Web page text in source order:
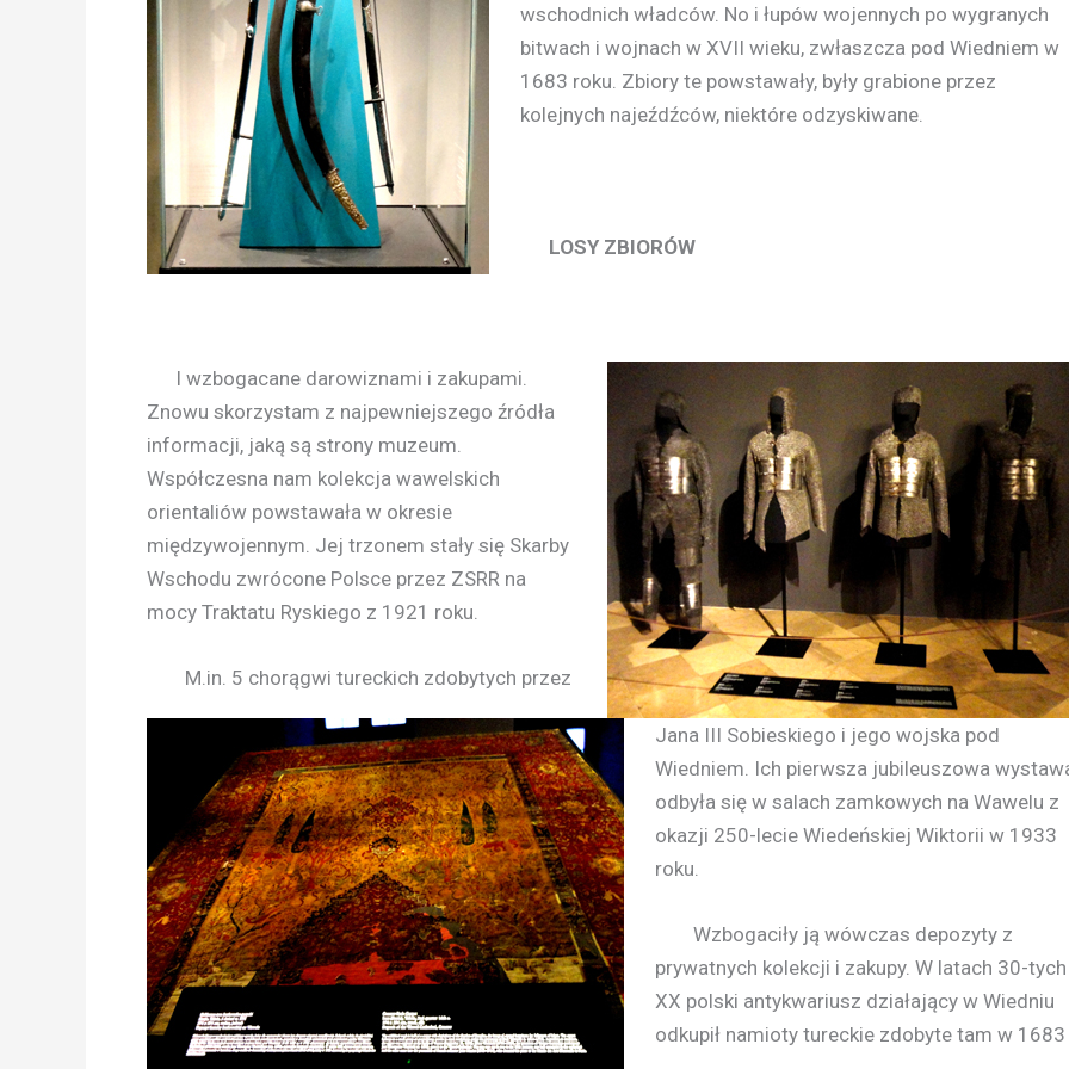
wschodnich władców. No i łupów wojennych po wygranych
bitwach i wojnach w XVII wieku, zwłaszcza pod Wiedniem w
1683 roku. Zbiory te powstawały, były grabione przez
kolejnych najeźdźców, niektóre odzyskiwane.
LOSY ZBIORÓW
I wzbogacane darowiznami i zakupami.
Znowu skorzystam z najpewniejszego źródła
informacji, jaką są strony muzeum.
Współczesna nam kolekcja wawelskich
orientaliów powstawała w okresie
międzywojennym. Jej trzonem stały się Skarby
Wschodu zwrócone Polsce przez ZSRR na
mocy Traktatu Ryskiego z 1921 roku.
M.in. 5 chorągwi tureckich zdobytych przez
Jana III Sobieskiego i jego wojska pod
Wiedniem. Ich pierwsza jubileuszowa
odbyła się w salach zamkowych na Wawelu z
okazji 250-lecie Wiedeńskiej Wiktorii w 1933
roku.
Wzbogaciły ją wówczas depozyty z
prywatnych kolekcji i zakupy. W latach 30-tych
XX polski antykwariusz działający w Wiedniu
odkupił namioty tureckie zdobyte tam w 1683